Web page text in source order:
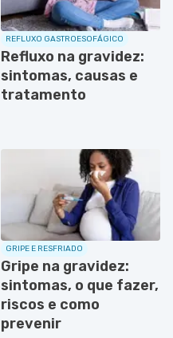
REFLUXO GASTROESOFÁGICO
Refluxo na gravidez:
sintomas, causas e
tratamento
GRIPE E RESFRIADO
Gripe na gravidez:
sintomas, o que fazer,
riscos e como
prevenir